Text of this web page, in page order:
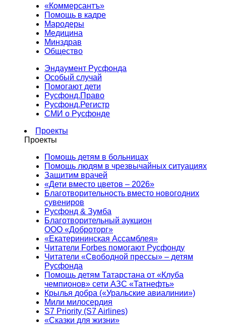
«Коммерсантъ»
Помощь в кадре
Мародеры
Медицина
Минздрав
Общество
Эндаумент Русфонда
Особый случай
Помогают дети
Русфонд.Право
Русфонд.Регистр
СМИ о Русфонде
Проекты
Проекты
Помощь детям в больницах
Помощь людям в чрезвычайных ситуациях
Защитим врачей
«Дети вместо цветов – 2026»
Благотворительность вместо новогодних
сувениров
Русфонд & Зумба
Благотворительный аукцион
ООО «Доброторг»
«Екатерининская Ассамблея»
Читатели Forbes помогают Русфонду
Читатели «Свободной прессы» – детям
Русфонда
Помощь детям Татарстана от «Клуба
чемпионов» сети АЗС «Татнефть»
Крылья добра («Уральские авиалинии»)
Мили милосердия
S7 Priority (S7 Airlines)
«Сказки для жизни»